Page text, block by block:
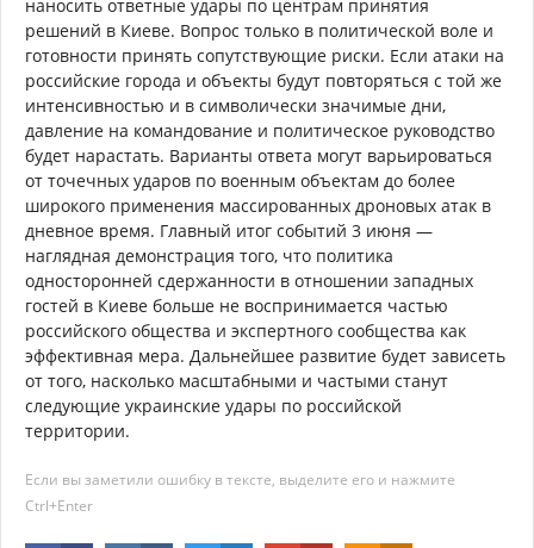
наносить ответные удары по центрам принятия
решений в Киеве. Вопрос только в политической воле и
готовности принять сопутствующие риски. Если атаки на
российские города и объекты будут повторяться с той же
интенсивностью и в символически значимые дни,
давление на командование и политическое руководство
будет нарастать. Варианты ответа могут варьироваться
от точечных ударов по военным объектам до более
широкого применения массированных дроновых атак в
дневное время. Главный итог событий 3 июня —
наглядная демонстрация того, что политика
односторонней сдержанности в отношении западных
гостей в Киеве больше не воспринимается частью
российского общества и экспертного сообщества как
эффективная мера. Дальнейшее развитие будет зависеть
от того, насколько масштабными и частыми станут
следующие украинские удары по российской
территории.
Если вы заметили ошибку в тексте, выделите его и нажмите
Ctrl+Enter